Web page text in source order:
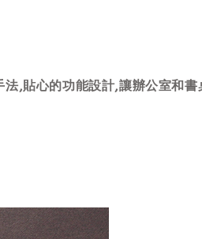
,貼心的功能設計,讓辦公室和書